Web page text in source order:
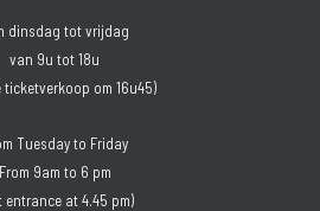
dinsdag tot vrijdag
van 9u tot 18u
om 16u45)
Tuesday to Friday
From 9am to 6 pm
entrance at 4.45 pm)